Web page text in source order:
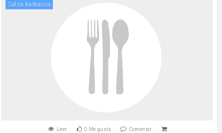
Salsa barbacoa
Leer 0 Me gusta Comentar